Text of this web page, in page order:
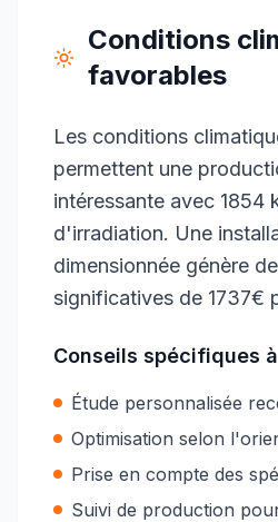
Conditions
favorables
Les conditions
permettent une
intéressante avec 1854
d'irradiation. Une
dimensionnée génère
significatives de 1737€
Conseils spécifiques à
Étude personnalisée
Optimisation selon
Prise en compte des
Suivi de production